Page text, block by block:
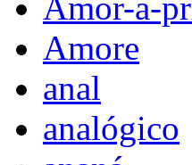
Amor-a-
Amore
anal
analógico